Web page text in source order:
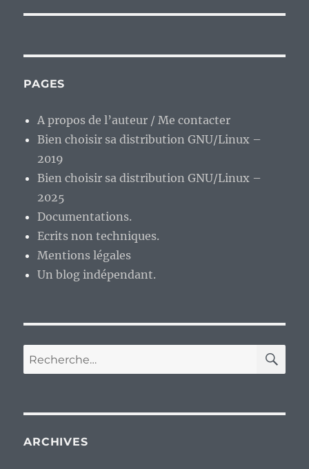
PAGES
A propos de l’auteur / Me contacter
Bien choisir sa distribution GNU/Linux –
2019
Bien choisir sa distribution GNU/Linux –
2025
Documentations.
Ecrits non techniques.
Mentions légales
Un blog indépendant.
Recherche
pour :
ARCHIVES